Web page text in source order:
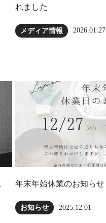
れました
メディア情報 2026.01.27
年末年始休業のお知らせ
お知らせ 2025.12.01